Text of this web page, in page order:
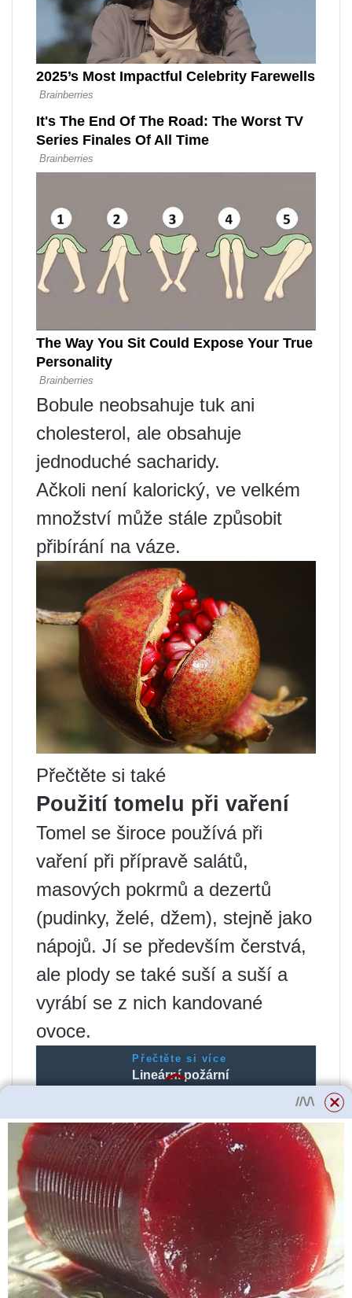
Bobule neobsahuje tuk ani
cholesterol, ale obsahuje
jednoduché sacharidy.
Ačkoli není kalorický, ve velkém
množství může stále způsobit
přibírání na váze.
Přečtěte si také
Použití tomelu při vaření
Tomel se široce používá při
vaření při přípravě salátů,
masových pokrmů a dezertů
(pudinky, želé, džem), stejně jako
nápojů. Jí se především čerstvá,
ale plody se také suší a suší a
vyrábí se z nich kandované
ovoce.
Přečtěte si více
Lineární požární
Dymfiks-L
Salát s tomelem
Navzdory své sladkosti se tomel
kombinuje se slanými jídly a
masem. Tento salát je ideální
jako druhá snídaně nebo jako